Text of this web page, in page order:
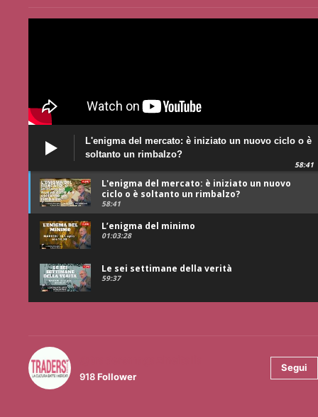
L'enigma del mercato: è iniziato un nuovo ciclo o è
soltanto un rimbalzo?
58:41
L'enigma del mercato: è iniziato un nuovo
ciclo o è soltanto un rimbalzo?
58:41
L’enigma del minimo
01:03:28
Le sei settimane della verità
59:37
918Follower
Segui